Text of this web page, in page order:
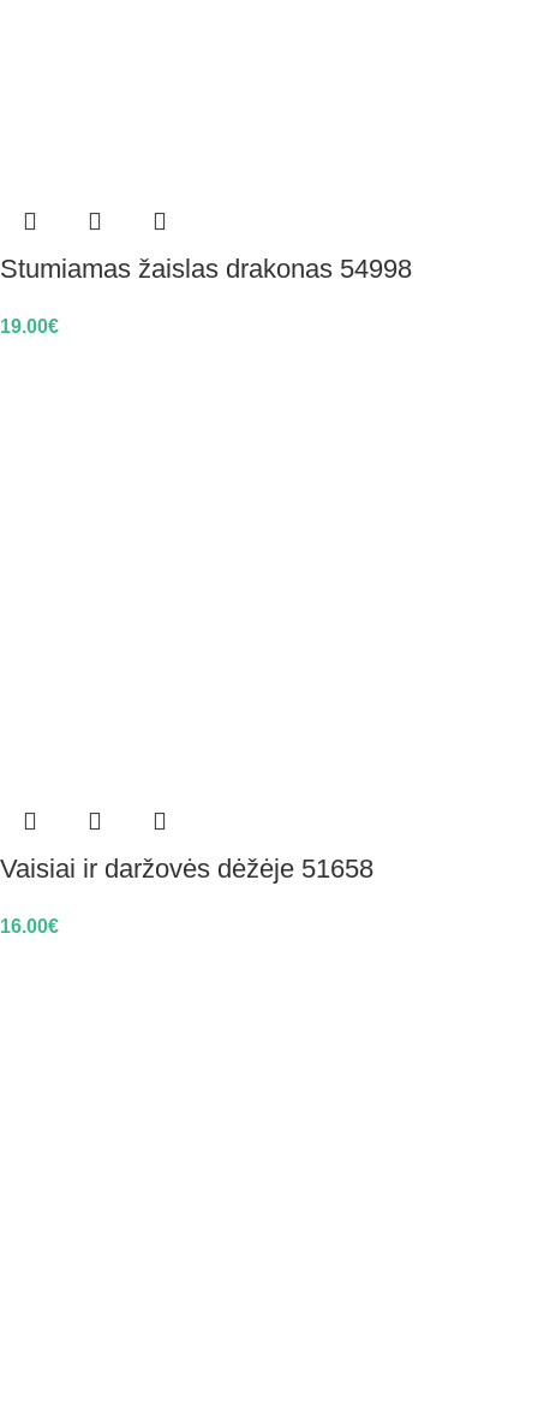
Stumiamas žaislas drakonas 54998
19.00€
Vaisiai ir daržovės dėžėje 51658
16.00€